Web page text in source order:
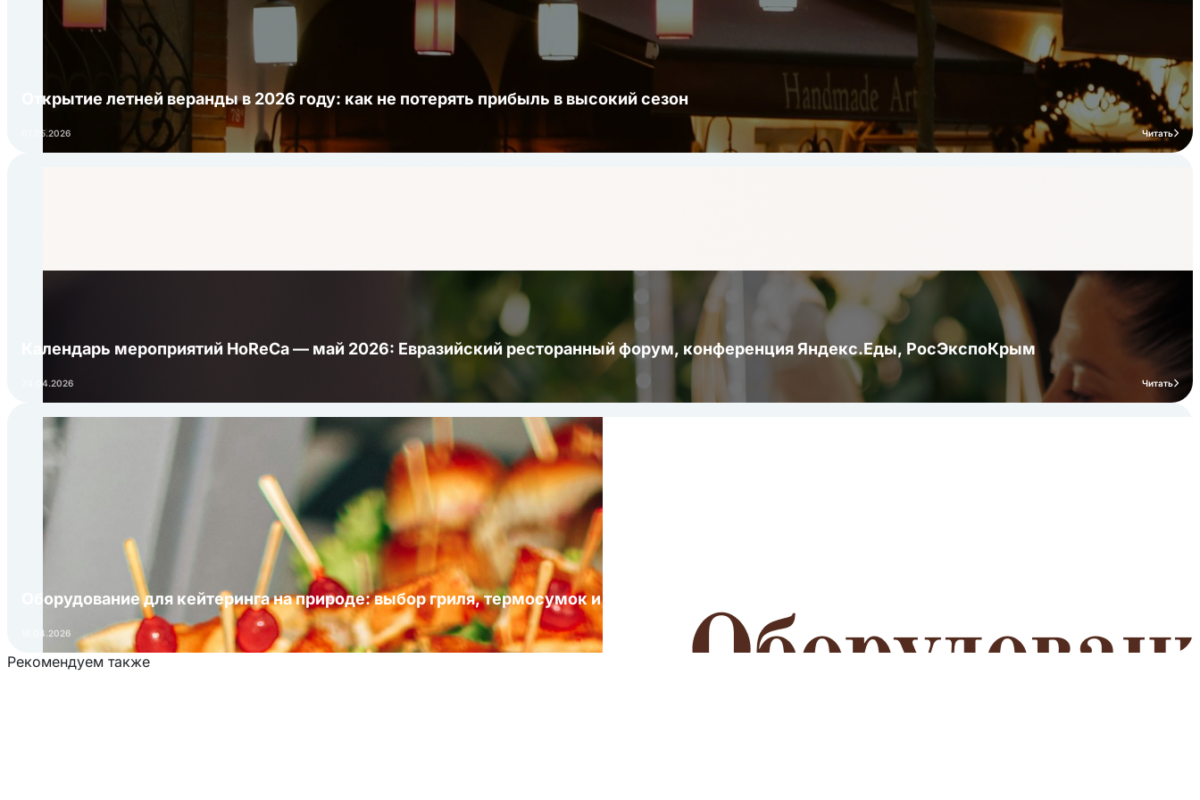
Открытие летней веранды в 2026 году: как не потерять прибыль в высокий сезон
01.05.2026 Читать
Календарь мероприятий HoReCa — май 2026: Евразийский ресторанный форум, конференция Яндекс.Еды, РосЭкспоКрым
24.04.2026 Читать
Оборудование для кейтеринга на природе: выбор гриля, термосумок и посуды для выездных мероприятий
16.04.2026
Рекомендуем также